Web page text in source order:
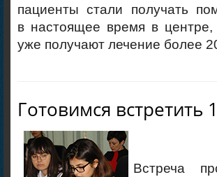
пациенты стали получать
в настоящее время в
уже получают лечение более
Готовимся встретить
Встреча